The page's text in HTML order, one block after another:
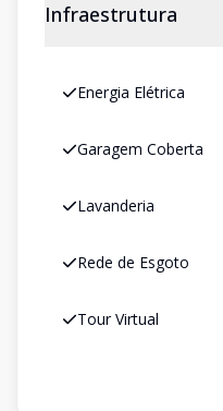
Infraestrutura
Energia Elétrica
Garagem Coberta
Lavanderia
Rede de Esgoto
Tour Virtual